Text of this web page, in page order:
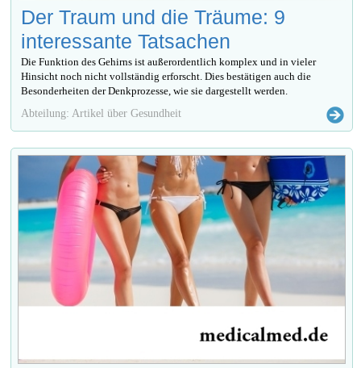
Der Traum und die Träume: 9
interessante Tatsachen
Die Funktion des Gehirns ist außerordentlich komplex und in vieler
Hinsicht noch nicht vollständig erforscht. Dies bestätigen auch die
Besonderheiten der Denkprozesse, wie sie dargestellt werden.
Abteilung: Artikel über Gesundheit